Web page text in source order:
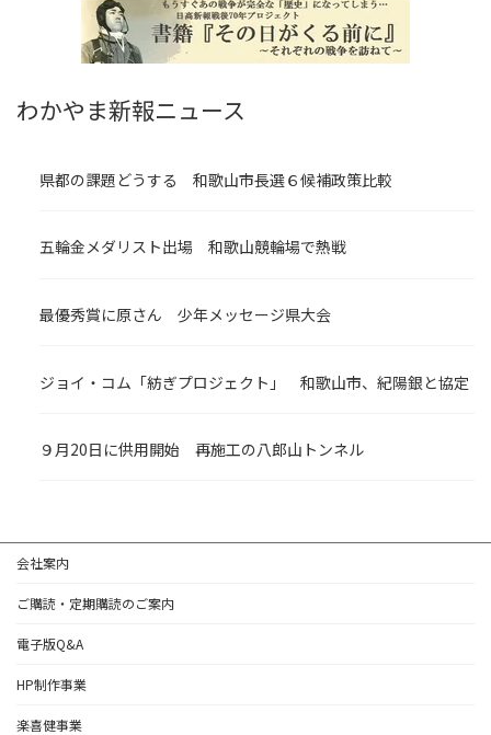
わかやま新報ニュース
県都の課題どうする 和歌山市長選６候補政策比較
五輪金メダリスト出場 和歌山競輪場で熱戦
最優秀賞に原さん 少年メッセージ県大会
ジョイ・コム「紡ぎプロジェクト」 和歌山市、紀陽銀と協定
９月20日に供用開始 再施工の八郎山トンネル
会社案内
ご購読・定期購読のご案内
電子版Q&A
HP制作事業
楽喜健事業